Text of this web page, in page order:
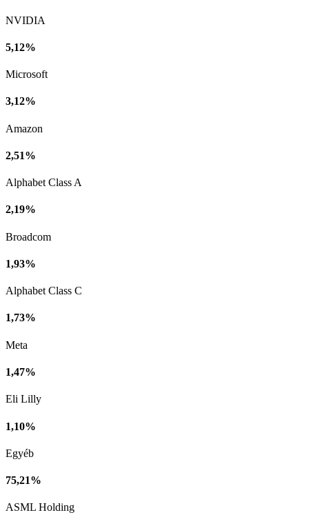
NVIDIA
5,12%
Microsoft
3,12%
Amazon
2,51%
Alphabet Class A
2,19%
Broadcom
1,93%
Alphabet Class C
1,73%
Meta
1,47%
Eli Lilly
1,10%
Egyéb
75,21%
ASML Holding